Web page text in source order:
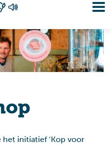
initiatief ‘Kop voor